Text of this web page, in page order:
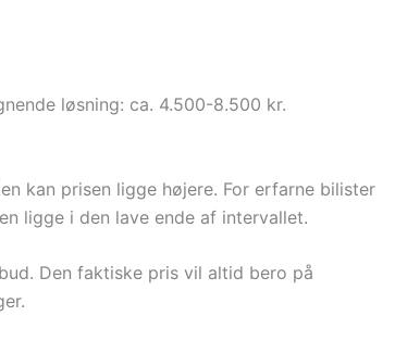
løsning: ca. 4.500-8.500 kr.
kan prisen ligge højere. For erfarne bilister
ligge i den lave ende af intervallet.
Den faktiske pris vil altid bero på